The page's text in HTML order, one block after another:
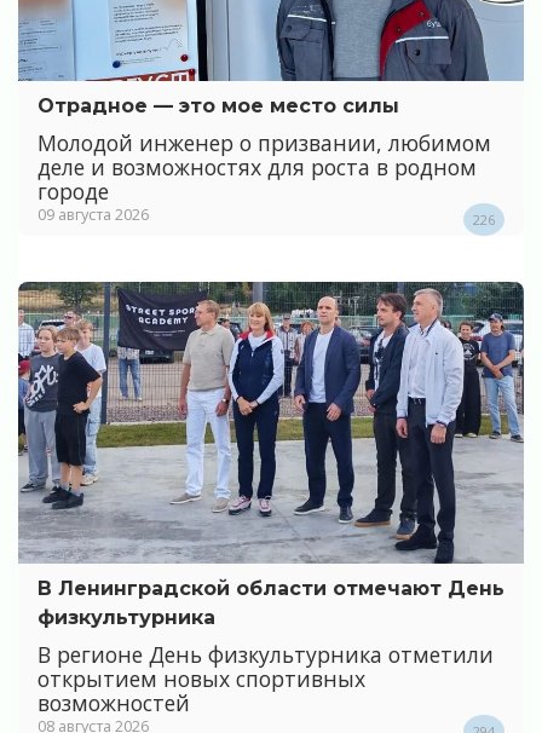
Отрадное — это мое место силы
Молодой инженер о призвании, любимом
деле и возможностях для роста в родном
городе
09 августа 2026 226
В Ленинградской области отмечают День
физкультурника
В регионе День физкультурника отметили
открытием новых спортивных
возможностей
08 августа 2026